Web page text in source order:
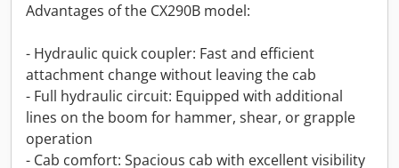
Advantages of the CX290B model:
- Hydraulic quick coupler: Fast and efficient
attachment change without leaving the cab
- Full hydraulic circuit: Equipped with additional
lines on the boom for hammer, shear, or grapple
operation
- Cab comfort: Spacious cab with excellent visibility